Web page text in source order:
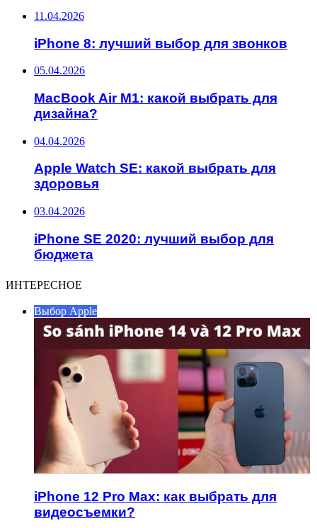
11.04.2026
iPhone 8: лучший выбор для звонков
05.04.2026
MacBook Air M1: какой выбрать для
дизайна?
04.04.2026
Apple Watch SE: какой выбрать для
здоровья
03.04.2026
iPhone SE 2020: лучший выбор для
бюджета
ИНТЕРЕСНОЕ
Выбор Apple
iPhone 12 Pro Max: как выбрать для
видеосъемки?